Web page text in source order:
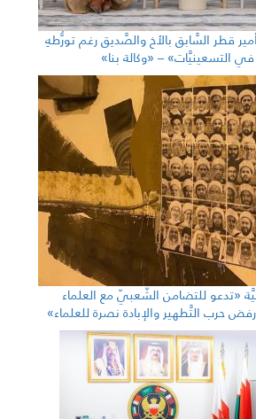
السَّابق بالأخ والصَّديق رغم تورُّطهِ
– «وكالة بنا»
للتضامن الشّعبيّ مع العلماء
التَّطهير والإبادة نصرة للعلماء»